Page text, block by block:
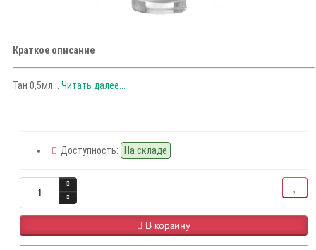
Краткое описание
Тан 0,5мл... Читать далее...
Доступность: На складе
В корзину